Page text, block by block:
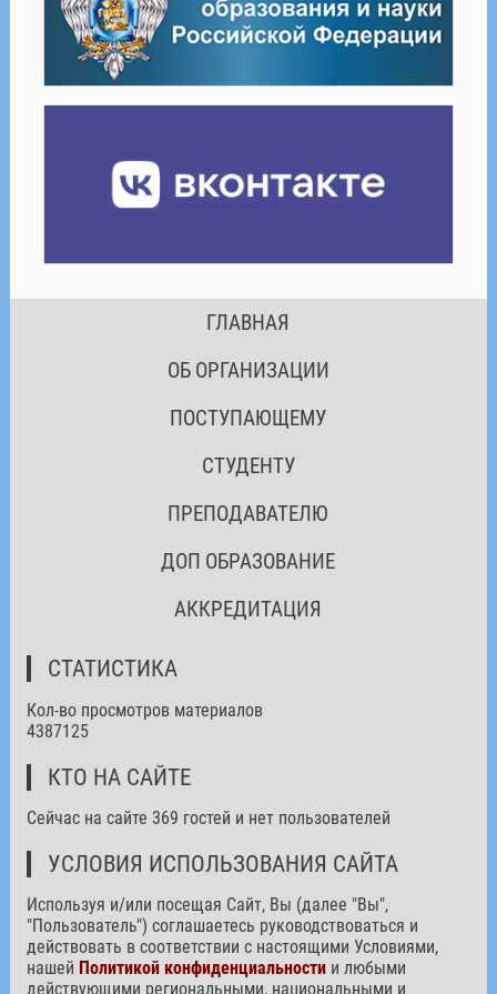
ГЛАВНАЯ
ОБ ОРГАНИЗАЦИИ
ПОСТУПАЮЩЕМУ
СТУДЕНТУ
ПРЕПОДАВАТЕЛЮ
ДОП ОБРАЗОВАНИЕ
АККРЕДИТАЦИЯ
СТАТИСТИКА
Кол-во просмотров материалов
4387125
КТО НА САЙТЕ
Сейчас на сайте 369 гостей и нет пользователей
УСЛОВИЯ ИСПОЛЬЗОВАНИЯ САЙТА
Используя и/или посещая Сайт, Вы (далее "Вы",
"Пользователь") соглашаетесь руководствоваться и
действовать в соответствии с настоящими Условиями,
нашей Политикой конфиденциальностии любыми
действующими региональными, национальными и